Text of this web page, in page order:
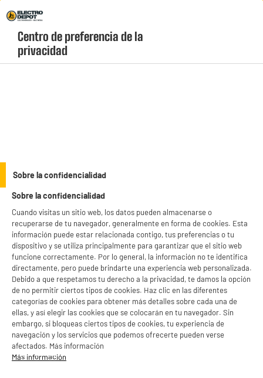
Menú
geolocation-header-icon-text
account
Centro de preferencia de la
privacidad
Sobre la confidencialidad
Sobre la confidencialidad
Cuando visitas un sitio web, los datos pueden almacenarse o
recuperarse de tu navegador, generalmente en forma de cookies. Esta
información puede estar relacionada contigo, tus preferencias o tu
dispositivo y se utiliza principalmente para garantizar que el sitio web
funcione correctamente. Por lo general, la información no te identifica
directamente, pero puede brindarte una experiencia web personalizada.
Debido a que respetamos tu derecho a la privacidad, te damos la opción
de no permitir ciertos tipos de cookies. Haz clic en las diferentes
categorías de cookies para obtener más detalles sobre cada una de
ellas, y así elegir las cookies que se colocarán en tu navegador. Sin
embargo, si bloqueas ciertos tipos de cookies, tu experiencia de
navegación y los servicios que podemos ofrecerte pueden verse
afectados. Más información
Más información